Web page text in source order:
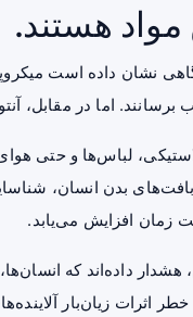
مواد هستند.
نشان داده است
برسانند. اما در مقابل،
لباس‌ها و حتی
بدن انسان،
زمان افزایش می‌یابد.
داده‌اند که
اثرات زیان‌بار